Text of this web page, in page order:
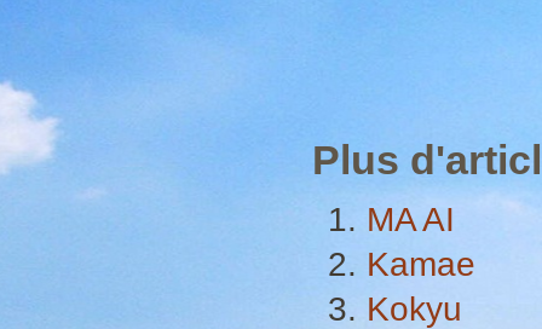
Plus
MA AI
Kamae
Kokyu